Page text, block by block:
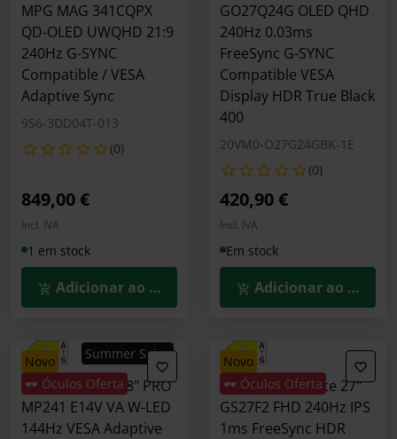
MPG MAG 341CQPX
QD-OLED UWQHD 21:9
240Hz G-SYNC
Compatible / VESA
Adaptive Sync
9S6-3DD04T-013
(0)
849,00 €
Incl. IVA
1 em stock
Adicionar ao Carrinho
GO27Q24G OLED QHD
240Hz 0.03ms
FreeSync G-SYNC
Compatible VESA
Display HDR True Black
400
20VM0-O27G24GBK-1E
(0)
420,90 €
Incl. IVA
Em stock
Adicionar ao
novo
🕶️ Óculos Oferta
Summer Sales
Monitor MSI 23.8" PRO
MP241 E14V VA W-LED
144Hz VESA Adaptive
novo
🕶️ Óculos Oferta
Monitor Gigabyte 27"
GS27F2 FHD 240Hz IPS
1ms FreeSync HDR